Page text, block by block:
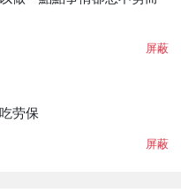
屏蔽
劳保
屏蔽